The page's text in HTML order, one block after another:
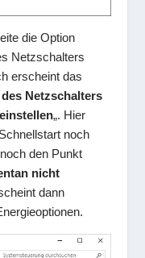
die Option
Netzschalters
erscheint das
Netzschalters
„. Hier
noch
den Punkt
nicht
dann